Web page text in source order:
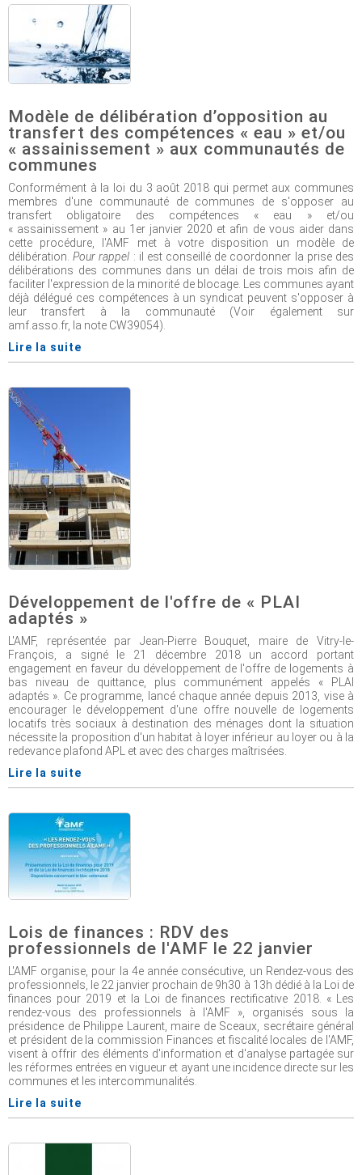
Modèle de délibération d’opposition au
transfert des compétences « eau » et/ou
« assainissement » aux communautés de
communes
Conformément à la loi du 3 août 2018 qui permet aux communes
membres d'une communauté de communes de s'opposer au
transfert obligatoire des compétences « eau » et/ou
« assainissement » au 1er janvier 2020 et afin de vous aider dans
cette procédure, l'AMF met à votre disposition un modèle de
délibération.Pour rappel : il est conseillé de coordonner la prise des
délibérations des communes dans un délai de trois mois afin de
faciliter l'expression de la minorité de blocage. Les communes ayant
déjà délégué ces compétences à un syndicat peuvent s'opposer à
leur transfert à la communauté (Voir également sur
amf.asso.fr, la note CW39054).
Lire la suite
Développement de l'offre de « PLAI
adaptés »
L'AMF, représentée par Jean-Pierre Bouquet, maire de Vitry-le-
François, a signé le 21 décembre 2018 un accord portant
engagement en faveur du développement de l'offre de logements à
bas niveau de quittance, plus communément appelés « PLAI
adaptés ». Ce programme, lancé chaque année depuis 2013, vise à
encourager le développement d'une offre nouvelle de logements
locatifs très sociaux à destination des ménages dont la situation
nécessite la proposition d'un habitat à loyer inférieur au loyer ou à la
redevance plafond APL et avec des charges maîtrisées.
Lire la suite
Lois de finances : RDV des
professionnels de l'AMF le 22 janvier
L'AMF organise, pour la 4e année consécutive, un Rendez-vous des
professionnels, le 22 janvier prochain de 9h30 à 13h dédié à la Loi de
finances pour 2019 et la Loi de finances rectificative 2018. « Les
rendez-vous des professionnels à l'AMF », organisés sous la
présidence de Philippe Laurent, maire de Sceaux, secrétaire général
et président de la commission Finances et fiscalité locales de l'AMF,
visent à offrir des éléments d'information et d'analyse partagée sur
les réformes entrées en vigueur et ayant une incidence directe sur les
communes et les intercommunalités.
Lire la suite